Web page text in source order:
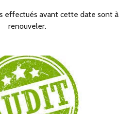
effectués avant cette date sont à
renouveler.